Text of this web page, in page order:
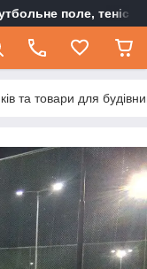
поле,
та товари для